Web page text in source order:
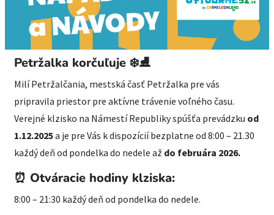
Petržalka korčuľuje ❄️⛸️
Milí Petržalčania, mestská časť Petržalka pre vás
pripravila priestor pre aktívne trávenie voľného času.
Verejné klzisko na Námestí Republiky spúšťa prevádzku od
1.12.2025a je pre Vás k dispozícií bezplatne od 8:00 – 21.30
každý deň od pondelka do nedele až do februára 2026.
⏰ Otváracie hodiny klziska:
8:00 – 21:30 každý deň od pondelka do nedele.